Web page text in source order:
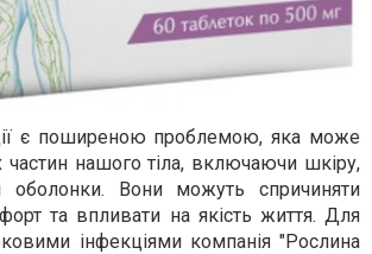
є поширеною проблемою, яка може
частин нашого тіла, включаючи шкіру,
оболонки. Вони можуть спричиняти
та впливати на якість життя. Для
інфекціями компанія "Рослина